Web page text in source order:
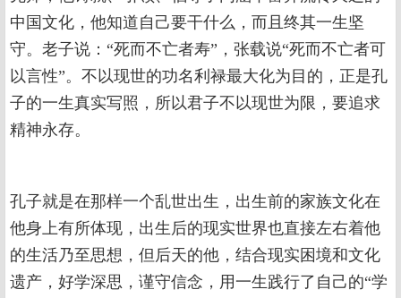
中国文化，他知道自己要干什么，而且终其一生坚
守。老子说：“死而不亡者寿”，张载说“死而不亡者可
以言性”。不以现世的功名利禄最大化为目的，正是孔
子的一生真实写照，所以君子不以现世为限，要追求
精神永存。
孔子就是在那样一个乱世出生，出生前的家族文化在
他身上有所体现，出生后的现实世界也直接左右着他
的生活乃至思想，但后天的他，结合现实困境和文化
遗产，好学深思，谨守信念，用一生践行了自己的“学